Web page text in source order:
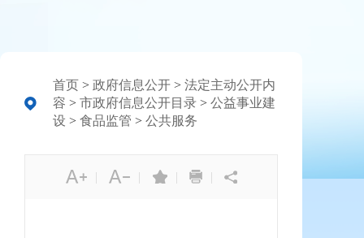
首页 > 政府信息公开 > 法定主动公开内
容 > 市政府信息公开目录 > 公益事业建
设 > 食品监管 > 公共服务
| | | |